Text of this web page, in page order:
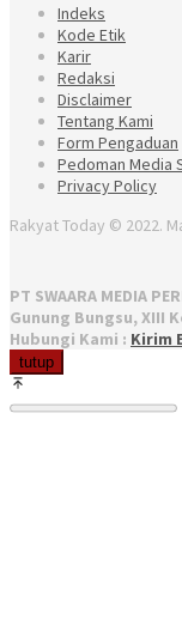
Indeks
Kode Etik
Karir
Redaksi
Disclaimer
Tentang Kami
Form Pengaduan
Pedoman Media
Privacy Policy
Rakyat Today © 2022.
PT SWAARA MEDIA
Gunung Bungsu, XIII
Hubungi Kami : Kirim
tutup